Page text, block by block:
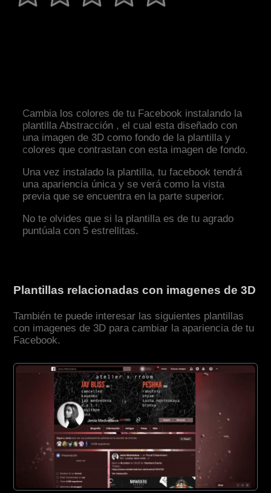
Cambia los colores de tu Facebook instalando la
plantilla Abstracción , el cual esta diseñado con
una imagen de 3D como fondo de la plantilla y
colores que contrastan con esta imagen de fondo.
Una vez instalado la plantilla, tu facebook tendrá
una apariencia única y se verá como la vista
previa que se encuentra en la parte superior.
No te olvides que si la plantilla es de tu agrado
puntúala con 5 estrellitas.
Plantillas relacionadas con imagenes de 3D
También te puede interesar las siguientes plantillas
con imagenes de 3D para cambiar la apariencia de tu
Facebook.